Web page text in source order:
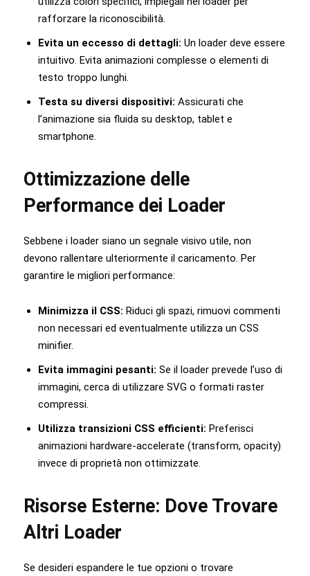
rafforzare la riconoscibilità.
Evita un eccesso di dettagli: Un loader deve essere
intuitivo. Evita animazioni complesse o elementi di
testo troppo lunghi.
Testa su diversi dispositivi: Assicurati che
l’animazione sia fluida su desktop, tablet e
smartphone.
Ottimizzazione delle
Performance dei Loader
Sebbene i loader siano un segnale visivo utile, non
devono rallentare ulteriormente il caricamento. Per
garantire le migliori performance:
Minimizza il CSS: Riduci gli spazi, rimuovi commenti
non necessari ed eventualmente utilizza un CSS
minifier.
Evita immagini pesanti: Se il loader prevede l’uso di
immagini, cerca di utilizzare SVG o formati raster
compressi.
Utilizza transizioni CSS efficienti: Preferisci
animazioni hardware-accelerate (transform, opacity)
invece di proprietà non ottimizzate.
Risorse Esterne: Dove Trovare
Altri Loader
Se desideri espandere le tue opzioni o trovare